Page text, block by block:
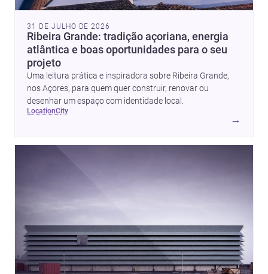
31 DE JULHO DE 2026
Ribeira Grande: tradição açoriana, energia
atlântica e boas oportunidades para o seu
projeto
Uma leitura prática e inspiradora sobre Ribeira Grande,
nos Açores, para quem quer construir, renovar ou
desenhar um espaço com identidade local.
location city
→